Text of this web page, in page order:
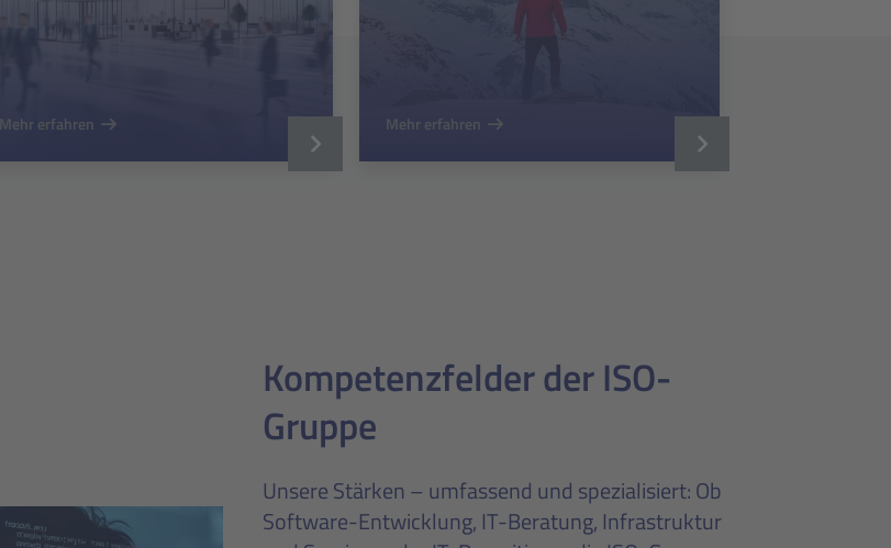
Mehr erfahren Mehr erfahren
Kompetenzfelder der ISO-
Gruppe
Unsere Stärken – umfassend und spezialisiert: Ob
Software-Entwicklung, IT-Beratung, Infrastruktur